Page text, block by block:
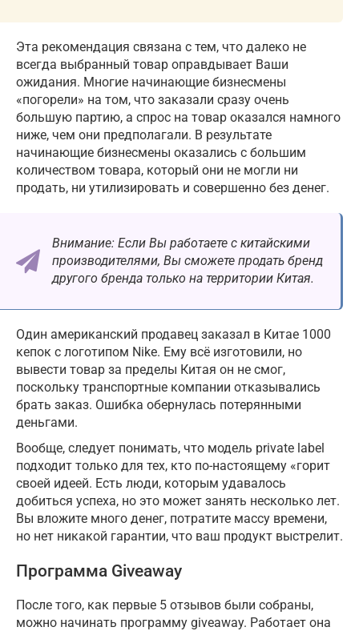
Эта рекомендация связана с тем, что далеко не
всегда выбранный товар оправдывает Ваши
ожидания. Многие начинающие бизнесмены
«погорели» на том, что заказали сразу очень
большую партию, а спрос на товар оказался намного
ниже, чем они предполагали. В результате
начинающие бизнесмены оказались с большим
количеством товара, который они не могли ни
продать, ни утилизировать и совершенно без денег.
Внимание: Если Вы работаете с китайскими
производителями, Вы сможете продать бренд
другого бренда только на территории Китая.
Один американский продавец заказал в Китае 1000
кепок с логотипом Nike. Ему всё изготовили, но
вывести товар за пределы Китая он не смог,
поскольку транспортные компании отказывались
брать заказ. Ошибка обернулась потерянными
деньгами.
Вообще, следует понимать, что модель private label
подходит только для тех, кто по-настоящему «горит
своей идеей. Есть люди, которым удавалось
добиться успеха, но это может занять несколько лет.
Вы вложите много денег, потратите массу времени,
но нет никакой гарантии, что ваш продукт выстрелит.
Программа Giveaway
После того, как первые 5 отзывов были собраны,
можно начинать программу giveaway. Работает она